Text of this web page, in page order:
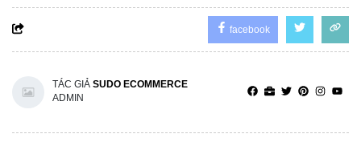
facebook
TÁC GIẢ SUDO ECOMMERCE
ADMIN